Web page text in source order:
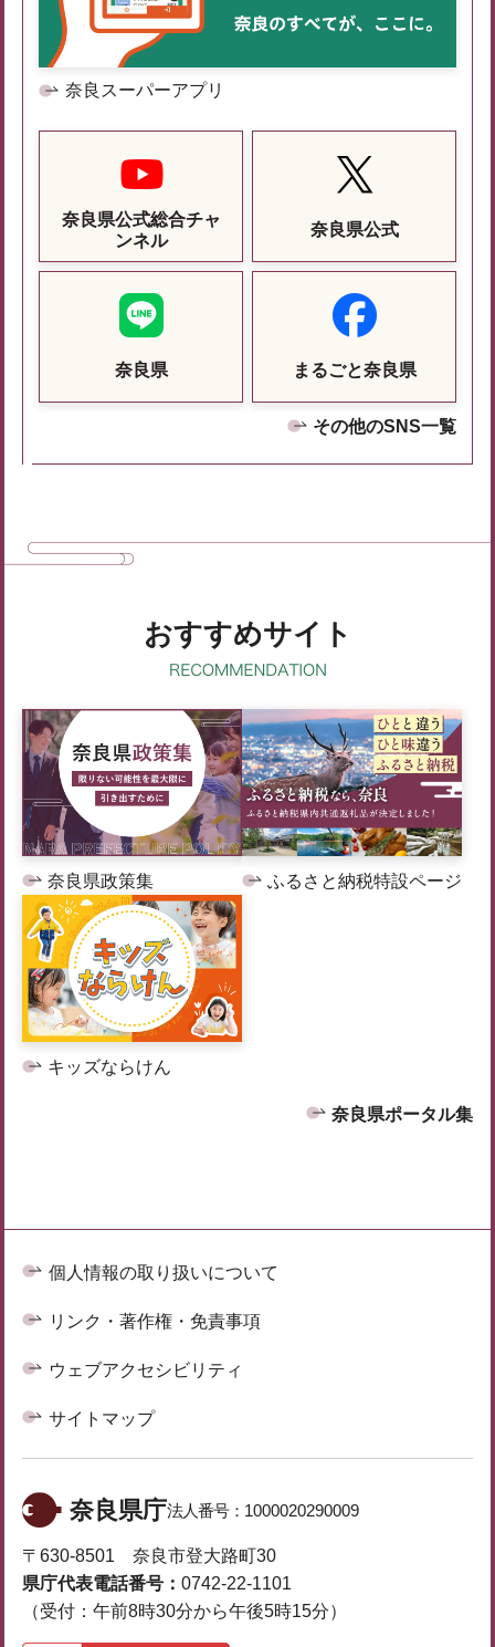
奈良スーパーアプリ
奈良県公式総合チャ
ンネル
奈良県公式
奈良県 まるごと奈良県
その他のSNS一覧
おすすめサイト
奈良県政策集 ふるさと納税特設ページ
キッズならけん
奈良県ポータル集
個人情報の取り扱いについて
リンク・著作権・免責事項
ウェブアクセシビリティ
サイトマップ
奈良県庁法人番号： 1000020290009
〒630-8501 奈良市登大路町30
県庁代表電話番号： 0742-22-1101
（受付：午前8時30分から午後5時15分）